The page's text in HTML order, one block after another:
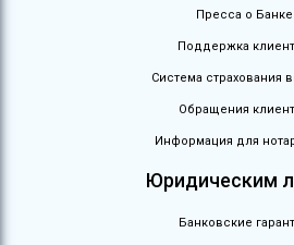
Пресса о Банке
Поддержка
Система страхования
Обращения
Информация для
Юридическим
Банковские